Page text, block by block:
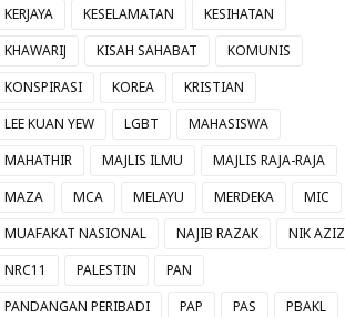
KERJAYA
KESELAMATAN
KESIHATAN
KHAWARIJ
KISAH SAHABAT
KOMUNIS
KONSPIRASI
KOREA
KRISTIAN
LEE KUAN YEW
LGBT
MAHASISWA
MAHATHIR
MAJLIS ILMU
MAJLIS RAJA-RAJA
MAZA
MCA MELAYU MERDEKA
MIC
MUAFAKAT NASIONAL
NAJIB RAZAK
NIK AZIZ
NRC11
PALESTIN
PAN
PANDANGAN PERIBADI
PAP PAS
PBAKL